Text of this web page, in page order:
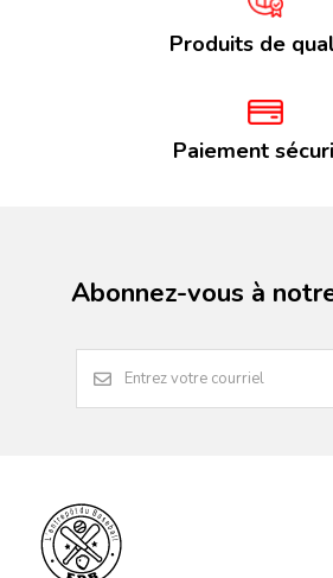
Produits de
Paiement
Abonnez-vous à